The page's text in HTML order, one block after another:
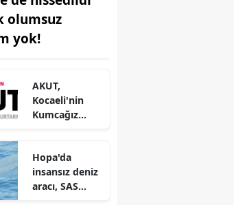
olumsuz
yok!
AKUT,
Kocaeli'nin
Kumcağız
olaylarına
karşı
müdahale
Hopa'da
insansız deniz
aracı, SAS